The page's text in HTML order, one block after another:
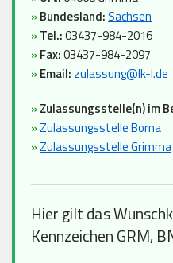
»Bundesland:Sachsen
»Tel.:03437-984-2016
»Fax:03437-984-2097
»Email: zulassung@lk-l.de
»Zulassungsstelle(n) im
»Zulassungsstelle Borna
»Zulassungsstelle Grimma
Hier gilt das
Kennzeichen GRM,